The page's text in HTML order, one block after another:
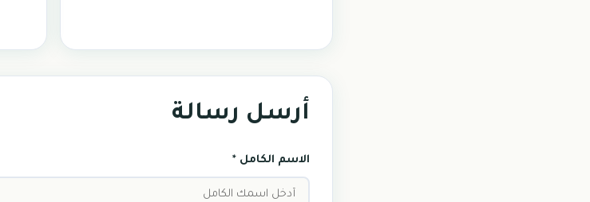
أرسل رسالة
الاسم الكامل *